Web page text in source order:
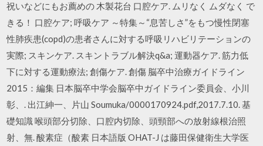
祝いなどにもお薦めの 木製花台 口腔ケア. ムリなく ムダなく で
きる！ 口腔ケア; 呼吸ケア ～特集～“息苦しさ”をもつ慢性閉塞
性肺疾患(copd)の患者さんに対する呼吸リハビリテーションの
実際; スキンケア. スキントラブル解決q&a; 運動器ケア. 筋力低
下に対する運動療法; 創傷ケア. 創傷 脳卒中治療ガイドライン
2015：編集 日本脳卒中学会脳卒中ガイドライン委員会、小川‌
彰、. 出江紳一、片山 Soumuka/0000170924.pdf,‌2017.7.10. 基
礎知識 喉頭部分切除、口腔内切除、頭頸部への放射線根治照
射、無. 酸素症（酸素 日本語版 OHAT-J は藤田保健衛生大学医